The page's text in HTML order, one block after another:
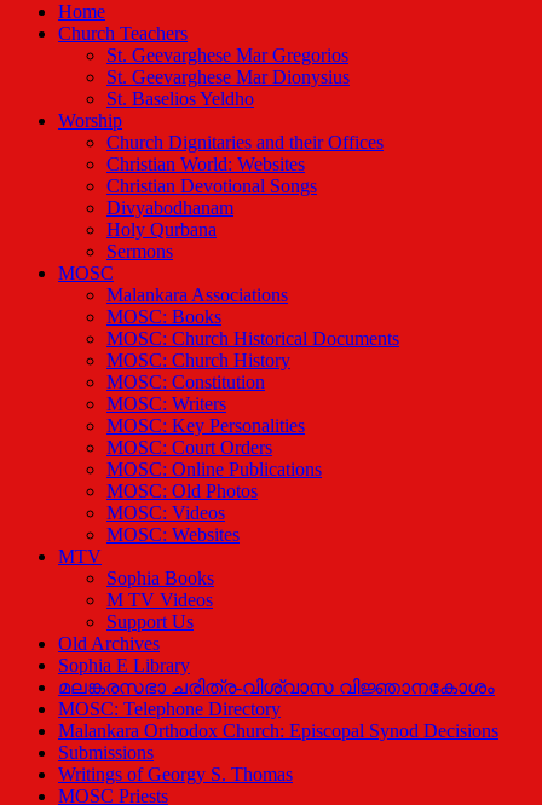
Home
Church Teachers
St. Geevarghese Mar Gregorios
St. Geevarghese Mar Dionysius
St. Baselios Yeldho
Worship
Church Dignitaries and their Offices
Christian World: Websites
Christian Devotional Songs
Divyabodhanam
Holy Qurbana
Sermons
MOSC
Malankara Associations
MOSC: Books
MOSC: Church Historical Documents
MOSC: Church History
MOSC: Constitution
MOSC: Writers
MOSC: Key Personalities
MOSC: Court Orders
MOSC: Online Publications
MOSC: Old Photos
MOSC: Videos
MOSC: Websites
MTV
Sophia Books
M TV Videos
Support Us
Old Archives
Sophia E Library
മലങ്കരസഭാ ചരിത്ര-വിശ്വാസ വിജ്ഞാനകോശം
MOSC: Telephone Directory
Malankara Orthodox Church: Episcopal Synod Decisions
Submissions
Writings of Georgy S. Thomas
MOSC Priests